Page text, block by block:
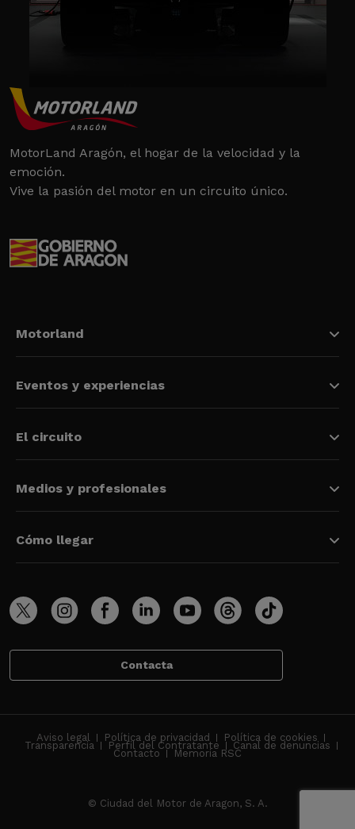
MotorLand Aragón, el hogar de la velocidad y la
emoción.
Vive la pasión del motor en un circuito único.
Motorland
Eventos y experiencias
El circuito
Medios y profesionales
Cómo llegar
Contacta
Aviso legal Política de privacidad Política de cookies
Transparencia Perfil del Contratante Canal de denuncias
Contacto Memoria RSC
© Ciudad del Motor de Aragon, S. A.